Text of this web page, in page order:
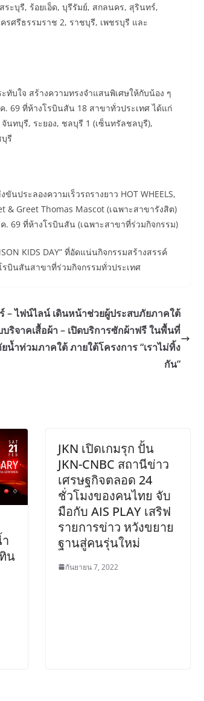
ะบุรี, ร้อยเอ็ด, บุรีรัมย์, สกลนคร, สุรินทร์,
ศรีธรรมราช 2, ราชบุรี, เพชรบุรี และ
บใจ สร้างความทรงจำแสนพิเศษให้กับน้อง ๆ
. 69 ที่ห้างโรบินสัน 18 สาขาทั่วประเทศ ได้แก่
นทบุรี, ระยอง, ชลบุรี 1 (เซ็นทรัลชลบุรี),
รี
ประลองความเร็วรถรางยาว HOT WHEELS,
Greet Thomas Mascot (เฉพาะสาขารังสิต)
. 69 ที่ห้างโรบินสัน (เฉพาะสาขาที่ร่วมกิจกรรม)
KIDS DAY” ที่อัดแน่นกิจกรรมสร้างสรรค์
บินสันสาขาที่ร่วมกิจกรรมทั่วประเทศ
– ไฟน์ไลน์ เดินหน้าช่วยผู้ประสบภัยภาคใต้
บริจาคเสื้อผ้า – เปิดบริการซักผ้าฟรี ในพื้นที่
น้ำท่วมภาคใต้ ภายใต้โครงการ “เราไม่ทิ้ง
กัน”
น
JKN เปิดเกมรุก ปั้น
JKN-CNBC สถานีข่าว
เศรษฐกิจตลอด 24
ชั่วโมงของคนไทย จับ
มือกับ AIS PLAY เสริฟ
รายการข่าว หวังขยาย
ฐานสู่คนรุ่นใหม่
กันยายน 7, 2022